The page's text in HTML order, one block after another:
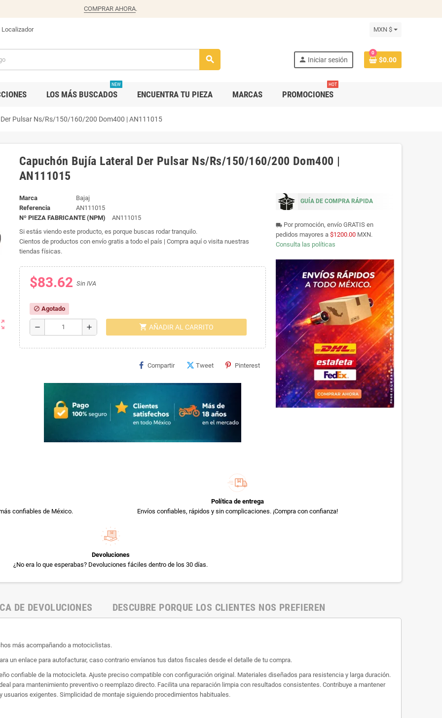
COMPRAR AHORA.
Localizador MXN $
search person Iniciar sesión
0
$0.00
LOS MÁS BUSCADOS
NEW
ENCUENTRA TU PIEZA MARCAS PROMOCIONES
HOT
Pulsar Ns/Rs/150/160/200 Dom400 | AN111015
Capuchón Bujía Lateral Der Pulsar Ns/Rs/150/160/200 Dom400 |
AN111015
Marca
Bajaj
Referencia
AN111015
Nº PIEZA FABRICANTE (NPM)
AN111015
Si estás viendo este producto, es porque buscas rodar tranquilo.
Cientos de productos con envío gratis a todo el país | Compra aquí o visita nuestras
tiendas físicas.
$83.62 Sin IVA
block Agotado
remove add shopping_cart AÑADIR AL CARRITO
Compartir Tweet Pinterest
GUÍA DE COMPRA RÁPIDA
local_shippingPor promoción, envío GRATIS en
pedidos mayores a $1200.00MXN.
Consulta las políticas
confiables de México.
Política de entrega
Envíos confiables, rápidos y sin complicaciones. ¡Compra con confianza!
Devoluciones
¿No era lo que esperabas? Devoluciones fáciles dentro de los 30 días.
DE DEVOLUCIONES DESCUBRE PORQUE LOS CLIENTES NOS PREFIEREN
más acompañando a motociclistas.
un enlace para autofacturar, caso contrario envíanos tus datos fiscales desde el detalle de tu compra.
confiable de la motocicleta. Ajuste preciso compatible con configuración original. Materiales diseñados para resistencia y larga duración.
para mantenimiento preventivo o reemplazo directo. Facilita una reparación limpia con resultados consistentes. Contribuye a mantener
usuarios exigentes. Simplicidad de montaje siguiendo procedimientos habituales.